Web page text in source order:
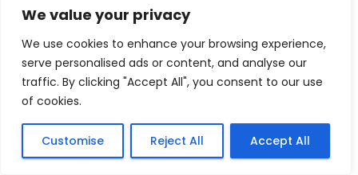
We value your privacy
We use cookies to enhance your browsing experience,
serve personalised ads or content, and analyse our
traffic. By clicking "Accept All", you consent to our use
of cookies.
Customise Reject All Accept All
matériel endommagé ou perdu via son assurance
ou de ses propres moyen.
Article 21 – Droit à l’image.
Sauf opposition écrite préalable, le client autorise
l’utilisation des images et vidéos pour la
communication du prestataire prises lors des